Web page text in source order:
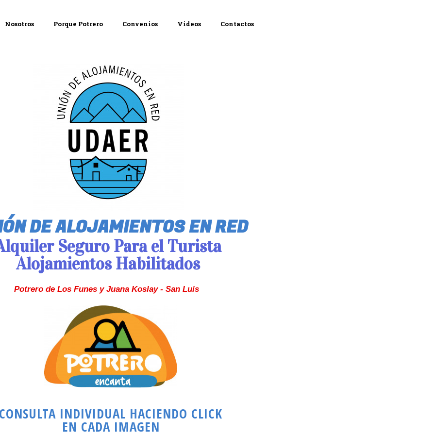
Nosotros Porque Potrero Convenios Videos Contactos
DE ALOJAMIENTOS EN RED
Potrero de Los Funes y Juana Koslay - San Luis
Seguro Para el Turista
Alojamientos Habilitados
INDIVIDUAL HACIENDO CLICK
EN CADA IMAGEN